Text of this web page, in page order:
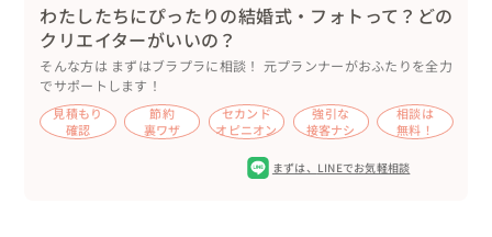
09：00　新郎新婦支度スタート
11：00　お支度完了
11：45　受付スタート
12：15　挙式スタート
13：00　パーティースタート
わたしたちにぴったりの結婚式・フォトって？どの
クリエイターがいいの？
そんな方は まずはブラプラに相談！ 元プランナーがおふたりを全力
でサポートします！
見積もり
確認
節約
裏ワザ
セカンド
オピニオン
強引な
接客ナシ
相談は
無料！
まずは、 LINEでお気軽相談